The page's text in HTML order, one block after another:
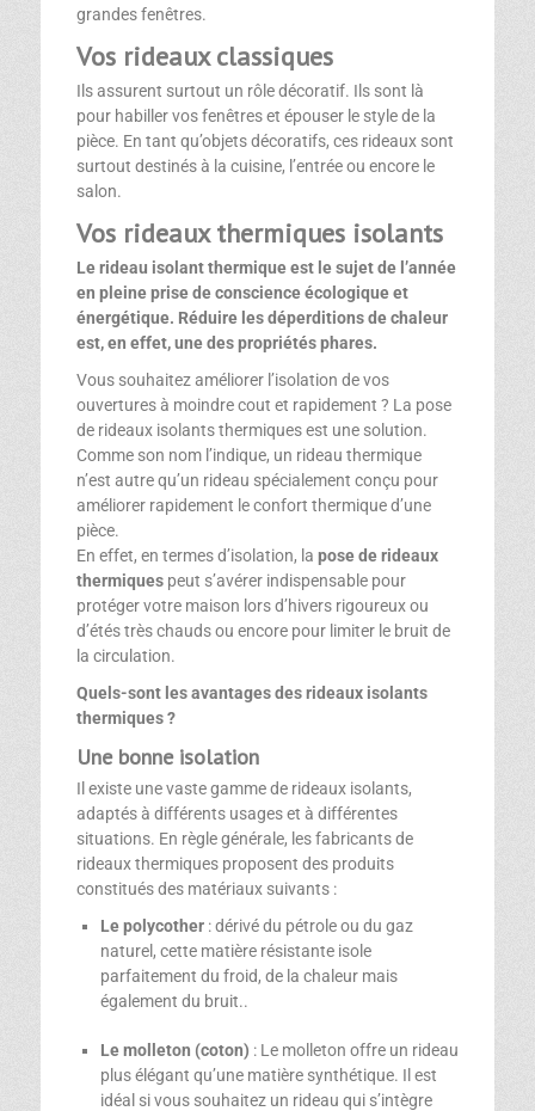
grandes fenêtres.
Vos rideaux classiques
Ils assurent surtout un rôle décoratif. Ils sont là
pour habiller vos fenêtres et épouser le style de la
pièce. En tant qu’objets décoratifs, ces rideaux sont
surtout destinés à la cuisine, l’entrée ou encore le
salon.
Vos rideaux thermiques isolants
Le rideau isolant thermique est le sujet de l’année
en pleine prise de conscience écologique et
énergétique. Réduire les déperditions de chaleur
est, en effet, une des propriétés phares.
Vous souhaitez améliorer l’isolation de vos
ouvertures à moindre cout et rapidement ? La pose
de rideaux isolants thermiques est une solution.
Comme son nom l’indique, un rideau thermique
n’est autre qu’un rideau spécialement conçu pour
améliorer rapidement le confort thermique d’une
pièce.
En effet, en termes d’isolation, la pose derideaux
thermiques peut s’avérer indispensable pour
protéger votre maison lors d’hivers rigoureux ou
d’étés très chauds ou encore pour limiter le bruit de
la circulation.
Quels-sont les avantages des rideaux isolants
thermiques ?
Une bonne isolation
Il existe une vaste gamme de rideaux isolants,
adaptés à différents usages et à différentes
situations. En règle générale, les fabricants de
rideaux thermiques proposent des produits
constitués des matériaux suivants :
Le polycother : dérivé du pétrole ou du gaz
naturel, cette matière résistante isole
parfaitement du froid, de la chaleur mais
également du bruit..
Le molleton (coton) : Le molleton offre un rideau
plus élégant qu’une matière synthétique. Il est
idéal si vous souhaitez un rideau qui s’intègre